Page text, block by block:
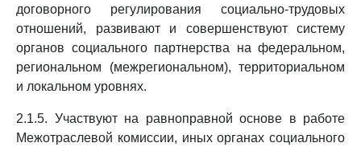
договорного регулирования социально-трудовых
отношений, развивают и совершенствуют систему
органов социального партнерства на федеральном,
региональном (межрегиональном), территориальном
и локальном уровнях.
2.1.5. Участвуют на равноправной основе в работе
Межотраслевой комиссии, иных органах социального